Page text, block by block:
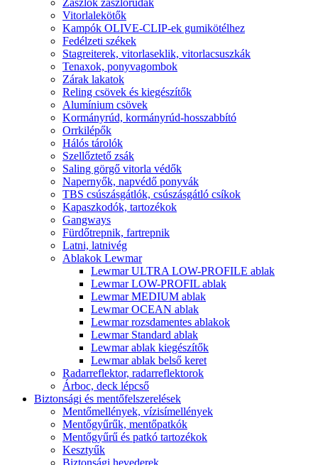
Vitorlalekötők
Kampók OLIVE-CLIP-ek gumikötélhez
Fedélzeti székek
Stagreiterek, vitorlaseklik, vitorlacsuszkák
Tenaxok, ponyvagombok
Zárak lakatok
Reling csövek és kiegészítők
Alumínium csövek
Kormányrúd, kormányrúd-hosszabbító
Orrkilépők
Hálós tárolók
Szellőztető zsák
Saling görgő vitorla védők
Napernyők, napvédő ponyvák
TBS csúszásgátlók, csúszásgátló csíkok
Kapaszkodók, tartozékok
Gangways
Fürdőtrepnik, fartrepnik
Latni, latnivég
Ablakok Lewmar
Lewmar ULTRA LOW-PROFILE ablak
Lewmar LOW-PROFIL ablak
Lewmar MEDIUM ablak
Lewmar OCEAN ablak
Lewmar rozsdamentes ablakok
Lewmar Standard ablak
Lewmar ablak kiegészítők
Lewmar ablak belső keret
Radarreflektor, radarreflektorok
Árboc, deck lépcső
Biztonsági és mentőfelszerelések
Mentőmellények, vízisímellények
Mentőgyűrűk, mentőpatkók
Mentőgyűrű és patkó tartozékok
Kesztyűk
Biztonsági hevederek